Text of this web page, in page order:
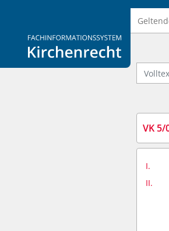
Logo Fachinformationssystem
VK 5/
I.
II.